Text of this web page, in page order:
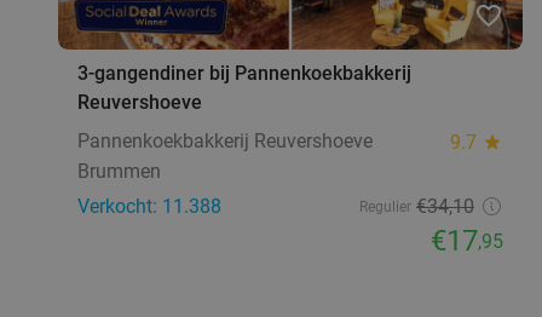
favorite_border
3-gangendiner bij Pannenkoekbakkerij
Reuvershoeve
Pannenkoekbakkerij Reuvershoeve
9.7 star
Brummen
Verkocht: 11.388
Regulier €34,10
€17,95